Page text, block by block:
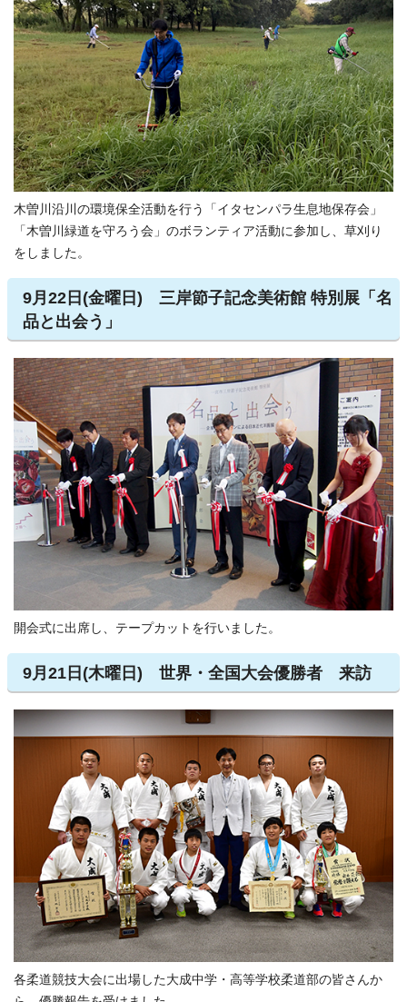
木曽川沿川の環境保全活動を行う「イタセンパラ生息地保存会」
「木曽川緑道を守ろう会」のボランティア活動に参加し、草刈り
をしました。
9月22日(金曜日) 三岸節子記念美術館 特別展「名
品と出会う」
開会式に出席し、テープカットを行いました。
9月21日(木曜日) 世界・全国大会優勝者 来訪
各柔道競技大会に出場した大成中学・高等学校柔道部の皆さんか